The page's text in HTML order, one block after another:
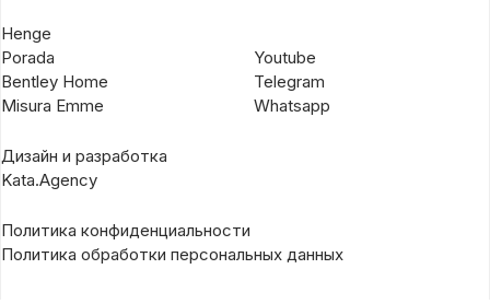
Henge
Porada
Bentley Home
Misura Emme
Youtube
Telegram
Whatsapp
Дизайн и разработка
Kata.Agency
Политика конфиденциальности
Политика обработки персональных данных